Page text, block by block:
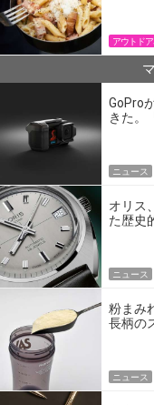
アウトド
GoPro
きた。
ニュース
オリス
た歴史
ニュース
粉まみ
長柄の
ニュース